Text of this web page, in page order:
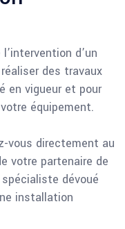
d’un
des travaux
en vigueur et pour
équipement.
vous directement au
votre partenaire de
dévoué
installation